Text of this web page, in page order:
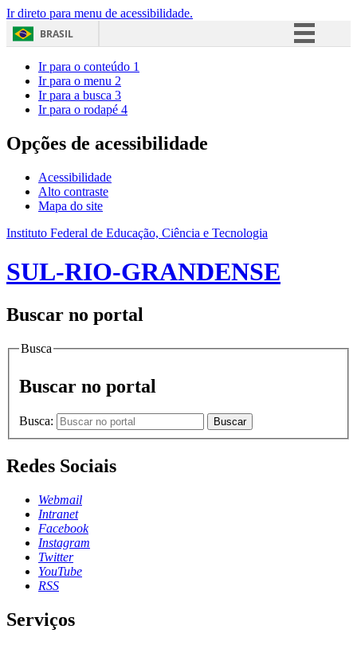
Ir direto para menu de acessibilidade.
BRASIL
Acesso à informação
Ir para o conteúdo 1
Ir para o menu 2
Ir para a busca 3
Ir para o rodapé 4
Opções de acessibilidade
Acessibilidade
Alto contraste
Mapa do site
Instituto Federal de Educação, Ciência e Tecnologia
SUL-RIO-GRANDENSE
Buscar no portal
Busca
Buscar no portal
Busca: Buscar
Redes Sociais
Webmail
Intranet
Facebook
Instagram
Twitter
YouTube
RSS
Serviços